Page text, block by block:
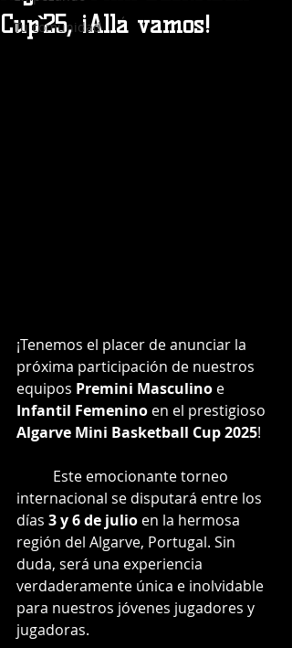
Tu comunidad
Cup`25, ¡Allá vamos!
¡Tenemos el placer de anunciar la
próxima participación de nuestros
equipos Premini Masculino e
Infantil Femenino en el prestigioso
Algarve Mini Basketball Cup 2025!
internacional se disputará entre los
días 3 y 6 de julio en la hermosa
región del Algarve, Portugal. Sin
duda, será una experiencia
verdaderamente única e inolvidable
para nuestros jóvenes jugadores y
jugadoras.